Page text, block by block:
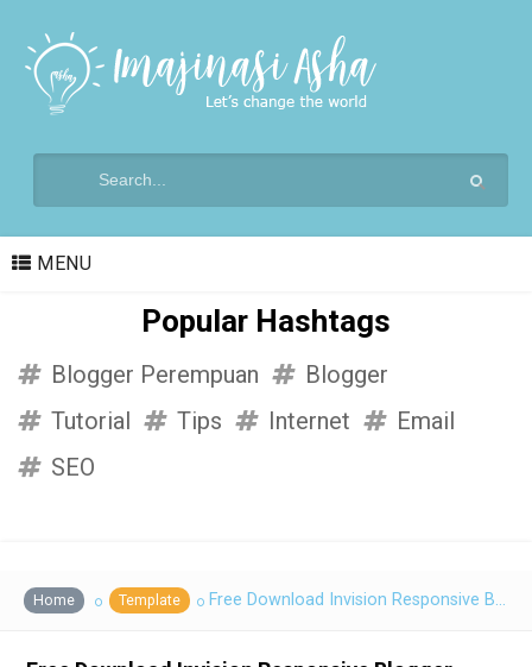
MENU
Popular Hashtags
Blogger Perempuan
Blogger
Tutorial
Tips Internet
Email
SEO
Home Template Free Download Invision Responsive Blogger Template